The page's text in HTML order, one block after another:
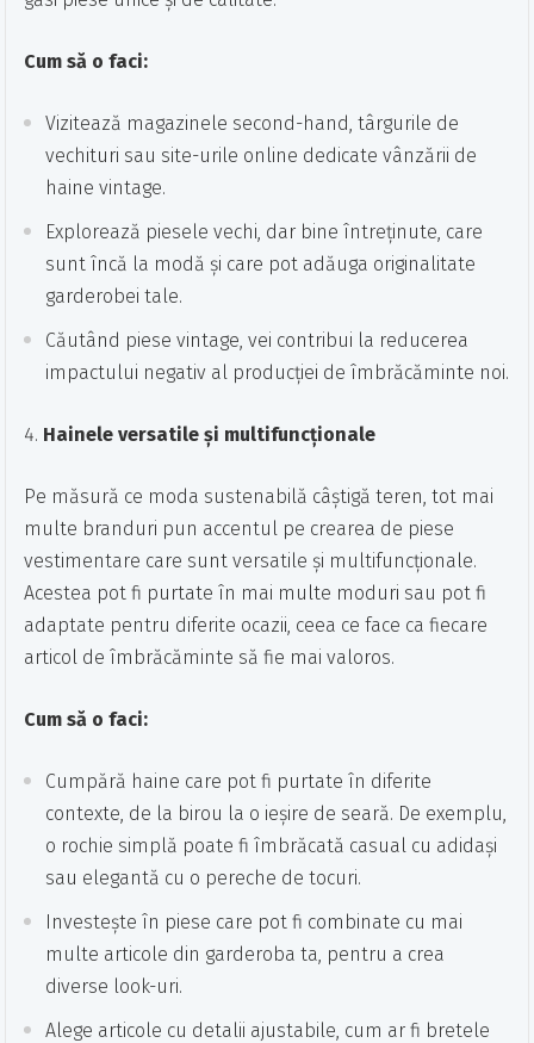
Cum să o faci:
Vizitează magazinele second-hand, târgurile de
vechituri sau site-urile online dedicate vânzării de
haine vintage.
Explorează piesele vechi, dar bine întreținute, care
sunt încă la modă și care pot adăuga originalitate
garderobei tale.
Căutând piese vintage, vei contribui la reducerea
impactului negativ al producției de îmbrăcăminte noi.
Hainele versatile și multifuncționale
Pe măsură ce moda sustenabilă câștigă teren, tot mai
multe branduri pun accentul pe crearea de piese
vestimentare care sunt versatile și multifuncționale.
Acestea pot fi purtate în mai multe moduri sau pot fi
adaptate pentru diferite ocazii, ceea ce face ca fiecare
articol de îmbrăcăminte să fie mai valoros.
Cum să o faci:
Cumpără haine care pot fi purtate în diferite
contexte, de la birou la o ieșire de seară. De exemplu,
o rochie simplă poate fi îmbrăcată casual cu adidași
sau elegantă cu o pereche de tocuri.
Investește în piese care pot fi combinate cu mai
multe articole din garderoba ta, pentru a crea
diverse look-uri.
Alege articole cu detalii ajustabile, cum ar fi bretele